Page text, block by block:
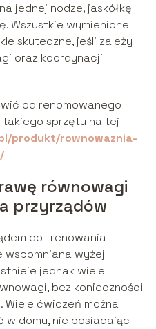
jednej nodze, jaskółkę
Wszystkie wymienione
skuteczne, jeśli zależy
oraz koordynacji
od renomowanego
sprzętu na tej
produkt/rownowaznia-
równowagi
przyrządów
do trenowania
wyżej
jednak wiele
bez konieczności
Wiele ćwiczeń można
w domu, nie posiadając